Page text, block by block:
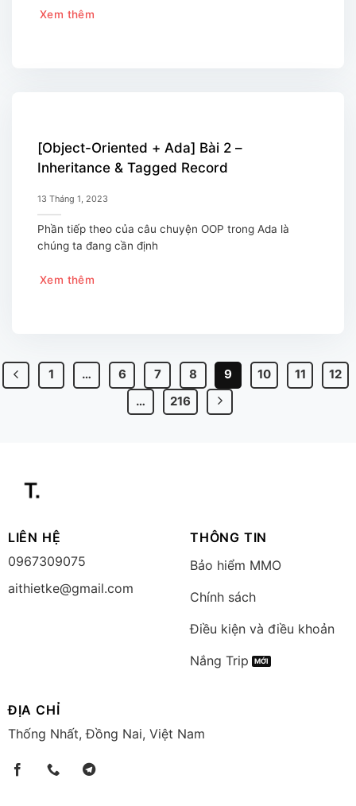
Xem thêm
[Object-Oriented + Ada] Bài 2 –
Inheritance & Tagged Record
13 Tháng 1, 2023
Phần tiếp theo của câu chuyện OOP trong Ada là
chúng ta đang cần định
Xem thêm
1 … 6 7 8 9 10 11
12
…
216
LIÊN HỆ
0967309075
aithietke@gmail.com
THÔNG TIN
Bảo hiểm MMO
Chính sách
Điều kiện và điều khoản
Nắng Trip
ĐỊA CHỈ
Thống Nhất, Đồng Nai, Việt Nam